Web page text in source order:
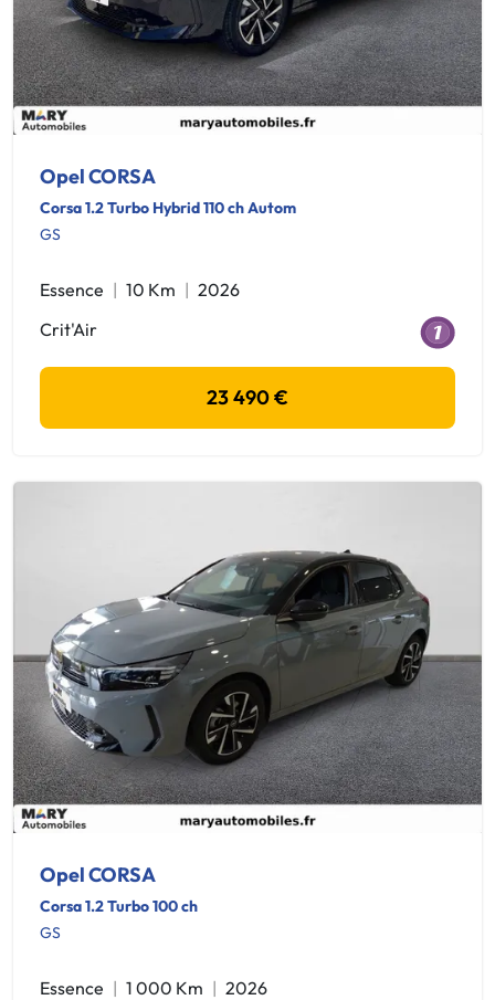
Opel CORSA
Corsa 1.2 Turbo Hybrid 110 ch Autom
GS
Essence 10 Km
2026
Crit'Air
23 490 €
Opel CORSA
Corsa 1.2 Turbo 100 ch
GS
Essence 1 000 Km
2026